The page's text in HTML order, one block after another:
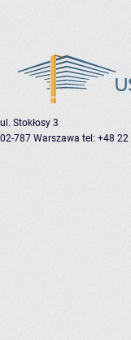
ul. Stokłosy 3
02-787 Warszawa tel: +48